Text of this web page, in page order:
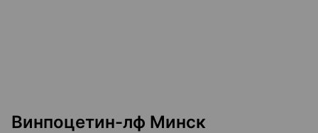
Винпоцетин-лф Минск